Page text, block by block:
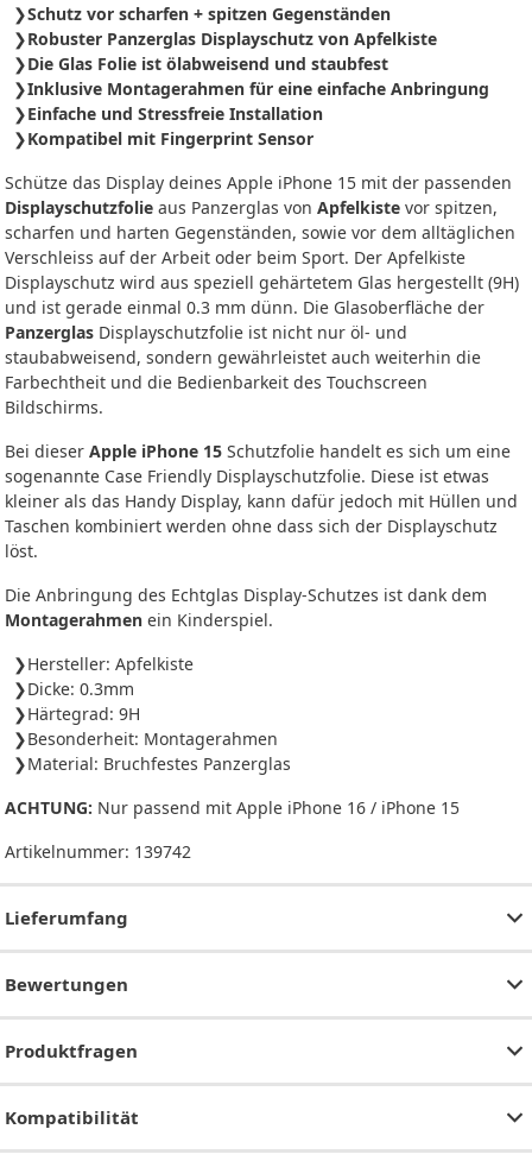
Schutz vor scharfen + spitzen Gegenständen
Robuster Panzerglas Displayschutz von Apfelkiste
Die Glas Folie ist ölabweisend und staubfest
Inklusive Montagerahmen für eine einfache Anbringung
Einfache und Stressfreie Installation
Kompatibel mit Fingerprint Sensor
Schütze das Display deines Apple iPhone 15 mit der passenden
Displayschutzfolie aus Panzerglas von Apfelkiste vor spitzen,
scharfen und harten Gegenständen, sowie vor dem alltäglichen
Verschleiss auf der Arbeit oder beim Sport. Der Apfelkiste
Displayschutz wird aus speziell gehärtetem Glas hergestellt (9H)
und ist gerade einmal 0.3 mm dünn. Die Glasoberfläche der
Panzerglas Displayschutzfolie ist nicht nur öl- und
staubabweisend, sondern gewährleistet auch weiterhin die
Farbechtheit und die Bedienbarkeit des Touchscreen
Bildschirms.
Bei dieser Apple iPhone 15 Schutzfolie handelt es sich um eine
sogenannte Case Friendly Displayschutzfolie. Diese ist etwas
kleiner als das Handy Display, kann dafür jedoch mit Hüllen und
Taschen kombiniert werden ohne dass sich der Displayschutz
löst.
Die Anbringung des Echtglas Display-Schutzes ist dank dem
Montagerahmen ein Kinderspiel.
Hersteller: Apfelkiste
Dicke: 0.3mm
Härtegrad: 9H
Besonderheit: Montagerahmen
Material: Bruchfestes Panzerglas
ACHTUNG: Nur passend mit Apple iPhone 16 / iPhone 15
Artikelnummer: 139742
Lieferumfang
Bewertungen
Produktfragen
Kompatibilität